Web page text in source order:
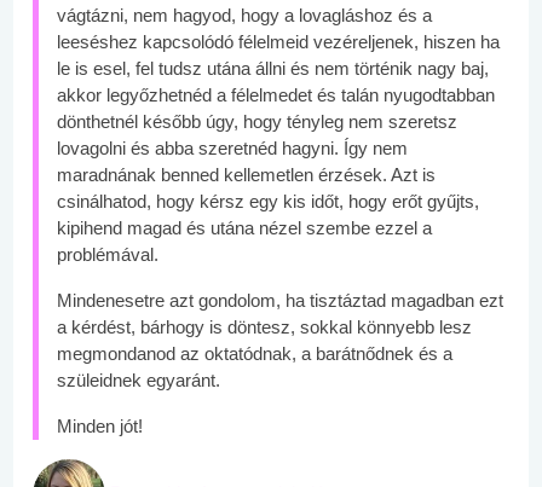
vágtázni, nem hagyod, hogy a lovagláshoz és a
leeséshez kapcsolódó félelmeid vezéreljenek, hiszen ha
le is esel, fel tudsz utána állni és nem történik nagy baj,
akkor legyőzhetnéd a félelmedet és talán nyugodtabban
dönthetnél később úgy, hogy tényleg nem szeretsz
lovagolni és abba szeretnéd hagyni. Így nem
maradnának benned kellemetlen érzések. Azt is
csinálhatod, hogy kérsz egy kis időt, hogy erőt gyűjts,
kipihend magad és utána nézel szembe ezzel a
problémával.
Mindenesetre azt gondolom, ha tisztáztad magadban ezt
a kérdést, bárhogy is döntesz, sokkal könnyebb lesz
megmondanod az oktatódnak, a barátnődnek és a
szüleidnek egyaránt.
Minden jót!